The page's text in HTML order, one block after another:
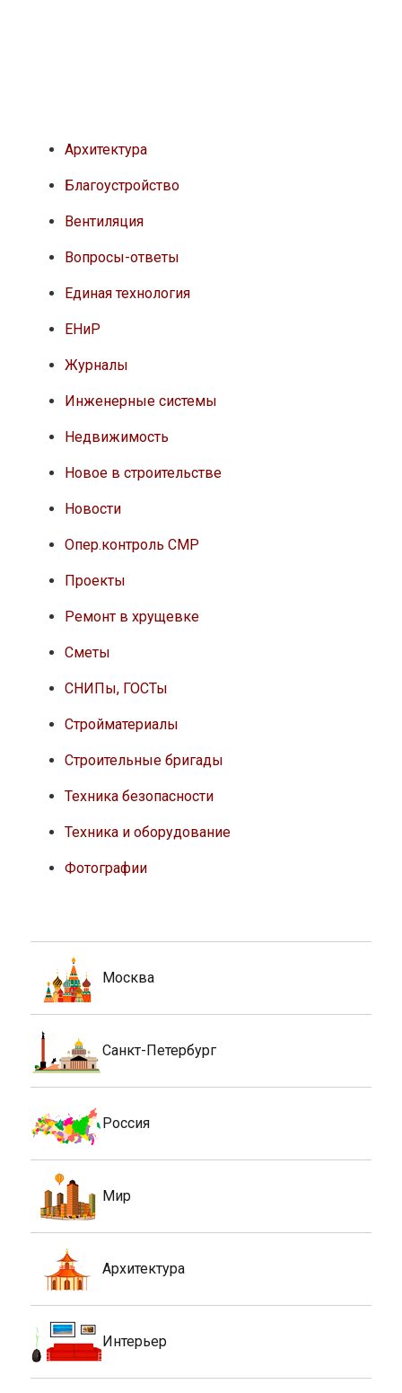
Архитектура
Благоустройство
Вентиляция
Вопросы-ответы
Единая технология
ЕНиР
Журналы
Инженерные системы
Недвижимость
Новое в строительстве
Новости
Опер.контроль СМР
Проекты
Ремонт в хрущевке
Сметы
СНИПы, ГОСТы
Стройматериалы
Строительные бригады
Техника безопасности
Техника и оборудование
Фотографии
Москва
Санкт-Петербург
Россия
Мир
Архитектура
Интерьер